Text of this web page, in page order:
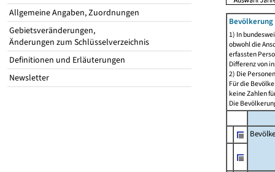
Allgemeine Angaben, Zuordnungen
Gebietsveränderungen,
Änderungen zum Schlüsselverzeichnis
Definitionen und Erläuterungen
Newsletter
1) In
obwohl die
erfassten
Differenz von
2) Die
Für die
keine Zahlen
Die